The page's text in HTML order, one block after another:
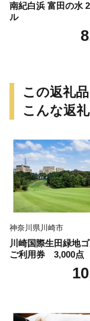
南紀白浜 富田の水
ル
この返礼
こんな返
神奈川県川崎市
川崎国際生田緑地
ご利用券 3,000点